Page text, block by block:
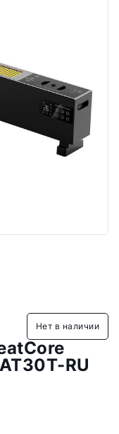
Нет в наличии
RU